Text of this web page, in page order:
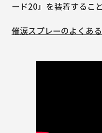
ード20』を装着するこ
催涙スプレーのよくあ